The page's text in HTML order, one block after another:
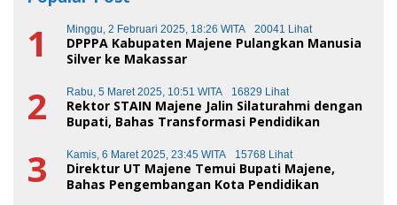
1 Minggu, 2 Februari 2025, 18:26 WITA 20041 Lihat
DPPPA Kabupaten Majene Pulangkan Manusia
Silver ke Makassar
2 Rabu, 5 Maret 2025, 10:51 WITA 16829 Lihat
Rektor STAIN Majene Jalin Silaturahmi dengan
Bupati, Bahas Transformasi Pendidikan
3 Kamis, 6 Maret 2025, 23:45 WITA 15768 Lihat
Direktur UT Majene Temui Bupati Majene,
Bahas Pengembangan Kota Pendidikan